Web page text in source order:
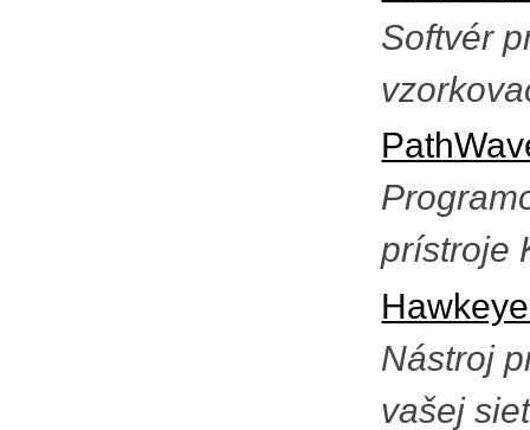
Softvér
prístroje
Nástroj
vašej